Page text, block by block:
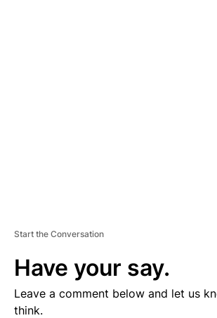
Start the Conversation
Have your say.
Leave a comment below and let us
think.